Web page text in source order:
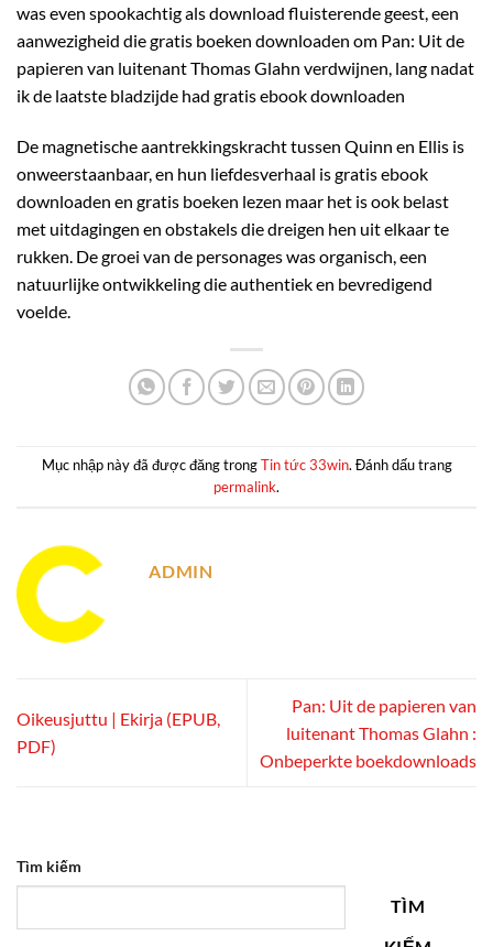
was even spookachtig als download fluisterende geest, een
aanwezigheid die gratis boeken downloaden om Pan: Uit de
papieren van luitenant Thomas Glahn verdwijnen, lang nadat
ik de laatste bladzijde had gratis ebook downloaden
De magnetische aantrekkingskracht tussen Quinn en Ellis is
onweerstaanbaar, en hun liefdesverhaal is gratis ebook
downloaden en gratis boeken lezen maar het is ook belast
met uitdagingen en obstakels die dreigen hen uit elkaar te
rukken. De groei van de personages was organisch, een
natuurlijke ontwikkeling die authentiek en bevredigend
voelde.
Mục nhập này đã được đăng trongTin tức 33win. Đánh dấu trang
permalink.
ADMIN
Oikeusjuttu | Ekirja (EPUB,
PDF)
Pan: Uit de papieren van
luitenant Thomas Glahn :
Onbeperkte boekdownloads
Tìm kiếm
TÌM